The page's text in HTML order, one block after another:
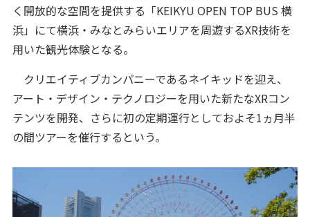
く開放的な空間を提供する「KEIKYU OPEN TOP BUS 横
浜」にて横浜・みなとみらいエリアを周遊するXR技術を
用いた観光体験となる。
クリエイティブカンパニーであるネイキッドを迎え、
アート・デザイン・テクノロジーを用いた新たなXRコン
テンツを開発、さらに初の定期運行としておよそ1ヵ月半
の間ツアーを催行するという。